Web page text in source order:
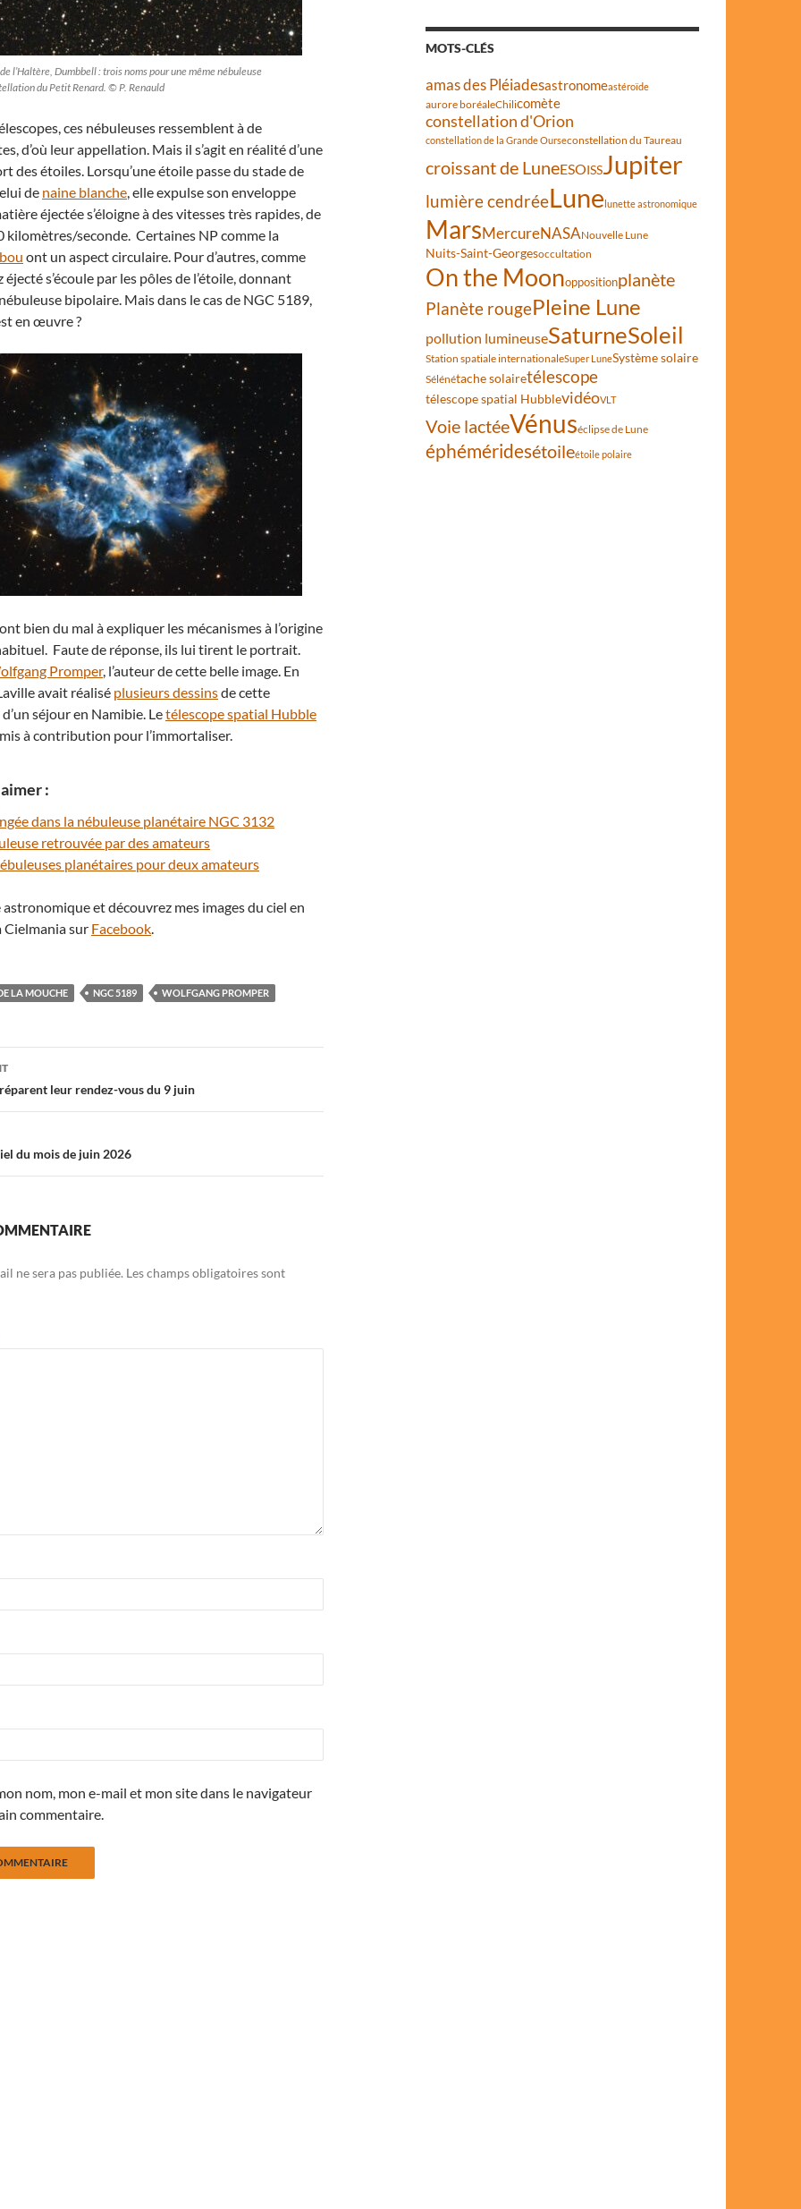
l’Haltère, Dumbbell : trois noms pour une même nébuleuse
du Petit Renard. © P. Renauld
ces nébuleuses ressemblent à de
d’où leur appellation. Mais il s’agit en réalité d’une
des étoiles. Lorsqu’une étoile passe du stade de
de naine blanche, elle expulse son enveloppe
éjectée s’éloigne à des vitesses très rapides, de
kilomètres/seconde. Certaines NP comme la
ont un aspect circulaire. Pour d’autres, comme
éjecté s’écoule par les pôles de l’étoile, donnant
bipolaire. Mais dans le cas de NGC 5189,
en œuvre ?
bien du mal à expliquer les mécanismes à l’origine
Faute de réponse, ils lui tirent le portrait.
Promper, l’auteur de cette belle image. En
avait réalisé plusieurs dessinsde cette
séjour en Namibie. Letélescope spatial Hubble
à contribution pour l’immortaliser.
:
dans la nébuleuse planétaire NGC 3132
retrouvée par des amateurs
planétaires pour deux amateurs
astronomique et découvrez mes images du ciel en
Cielmania sur Facebook.
LA MOUCHE NGC 5189 WOLFGANG PROMPER
leur rendez-vous du 9 juin
du mois de juin 2026
ne sera pas publiée. Les champs obligatoires sont
nom, mon e-mail et mon site dans le navigateur
commentaire.
MOTS-CLÉS
amas des Pléiadesastronomeastéroïde
aurore boréaleChilicomète
constellation d'Orion
constellation de la Grande Ourseconstellation du Taureau
croissant de LuneESOISSJupiter
lumière cendréeLunelunette astronomique
MarsMercureNASANouvelle Lune
Nuits-Saint-Georgesoccultation
On the Moonoppositionplanète
Planète rougePleine Lune
pollution lumineuseSaturneSoleil
Station spatiale internationaleSuper LuneSystème solaire
Sélénétache solairetélescope
télescope spatial HubblevidéoVLT
Voie lactéeVénuséclipse de Lune
éphéméridesétoileétoile polaire